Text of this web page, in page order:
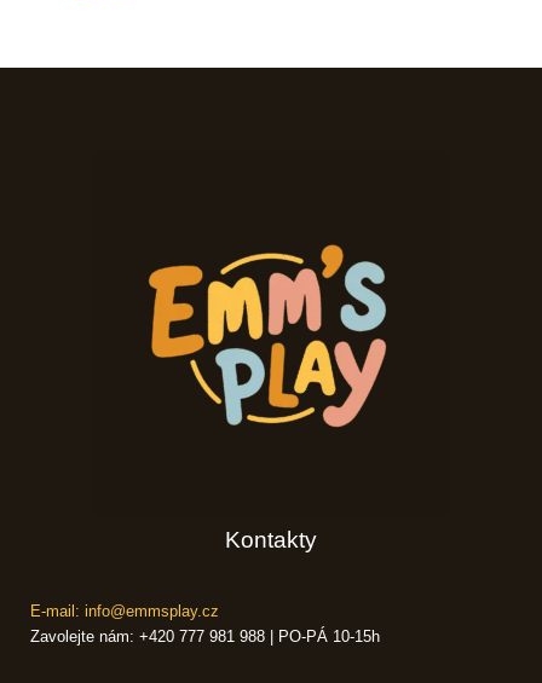
Kontakty
E-mail: info@emmsplay.cz
Zavolejte nám: +420 777 981 988 | PO-PÁ 10-15h